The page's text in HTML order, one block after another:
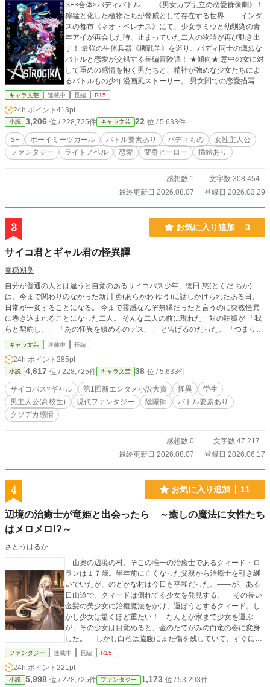
SF×合体×バディバトル――《男女カプ乱立の恋愛群像劇》！
獰猛と化した植物たちが脅威として存在する世界―― インダ
スの都市《ネオ・ベレナス》にて、少女ラミウと幼馴染の青
年アイが再会した時、止まっていた二人の物語が再び動き出
す！ 最強の生体兵器《機戦羊》を巡り、バディ同士の熾烈な
バトルと恋愛が交錯する長編冒険譚！ ★傾向★ 意中の女に対
して重めの感情を抱く男たちと、精神が強めな少女たちによ
るバトルもの少年漫画風ストーリー。 男女間での恋愛描写が
多く、男性向けでありながらも乙女向けに近い要素がありま
キャラ文芸 連載中 長編 R15
24h.ポイント 413pt
小説 3,206 位 / 228,725件 キャラ文芸 22 位 / 5,633件
SF ボーイミーツガール バトル要素あり バディもの
女性主人公
ファンタジー
ライトノベル 恋愛 変身ヒーロー 挿絵あり
感想数 1
文字数 308,454
最終更新日 2026.08.07
登録日 2026.03.29
3 お気に入り追加 3
サイコ君とギャル君の怪異譚
奏穏朔良
自分が普通の人とは違うと自覚のあるサイコパス少年、徳田 慈(とくだ ちか)
は、今まで関わりのなかった新川 勇(あらかわ ゆう)に話しかけられたある日、
日常が一変することになる。 今まで霊感なんぞ無縁だったと言うのに突然怪異
に巻き込まれることになった二人。 そんな二人の前に現れた一対の狛狐が 「我
らと契約し、」 「あの怪異を鎮めるのデス。」 と告げるのだった。 「つまりオ
レらがプリ〇ュアってコト！？」 「なんか嫌だな、それ。」 「まあ変身もしよ
うと思えばできますのであながち間違いでは……」 「間違いであってくれよそ
こは。」 感情の起伏がない故に普通の人間のフリをしているサイコパス君と、
馬鹿に見せかけて実は聡いギャル男君による怪異解決ファンタジー＿＿…！ ＊
＊＊＊ 7月１日から２日に1回ペースで18時に更新します。 毎日更新にするつも
りだったのですが、厳しそうなので変更しました。すみません。 途中まで同性
バディ×クソデカ感情のタグにするか悩んだんですけれど、サイコパス×ギャル
の方にしました。カテゴリーエラーにはならないはず……！ 大体サイコパス君
キャラ文芸 連載中 長編
24h.ポイント 285pt
小説 4,617 位 / 228,725件 キャラ文芸 38 位 / 5,633件
サイコパス×ギャル 第1回新エンタメ小説大賞 怪異
学生
男主人公(高校生)
現代ファンタジー 陰陽師
バトル要素あり
クソデカ感情
感想数 0
文字数 47,217
最終更新日 2026.08.07
登録日 2026.06.17
4 お気に入り追加 11
辺境の治癒士が竜姫と出会ったら ～癒しの魔法に女性たち
はメロメロ!?～
さとうはるか
山奥の辺境の村、そこの唯一の治癒士であるクィード・ロ
ランは１７歳。半年前に亡くなった父親から治癒士を引き継
いでいたが、のどかな村は今日も平和だった。――が、ある
日山道で、クィードは倒れてる少女を発見する。 その長い
金髪の美少女に治癒魔法をかけ、運ぼうとするクィード。し
かし少女は驚くほど重たい！ なんとか家まで少女を運ぶ
が、その少女は目覚めると、金のたてがみの白竜の姿に変身
した。 しかし白竜は脇腹にまだ傷を残していて、すぐに元
の少女の姿になって倒れる。その傷に治癒をほどこすと、ど
からか態度を和らげた少女は、光龍王の娘――竜姫プリシア
と名乗るのだった…… 少年と竜と魔法の冒険ファンタジ
ファンタジー 連載中 長編 R15
24h.ポイント 221pt
小説 5,998 位 / 228,725件 ファンタジー 1,173 位 / 53,293件